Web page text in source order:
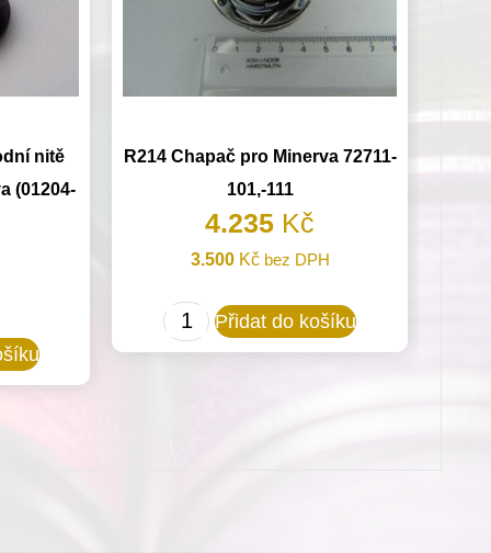
nitě
(01204-
R214 Chapač pro Minerva 72711-
101,-111
4.235 Kč
3.500 Kčbez DPH
R214
Chapač
Přidat do košíku